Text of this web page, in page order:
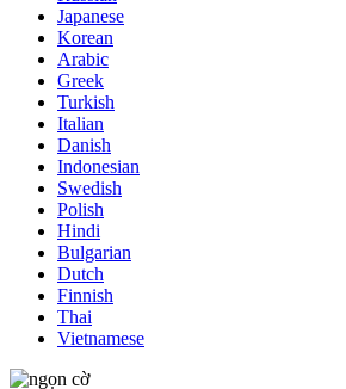
Japanese
Korean
Arabic
Greek
Turkish
Italian
Danish
Indonesian
Swedish
Polish
Hindi
Bulgarian
Dutch
Finnish
Thai
Vietnamese